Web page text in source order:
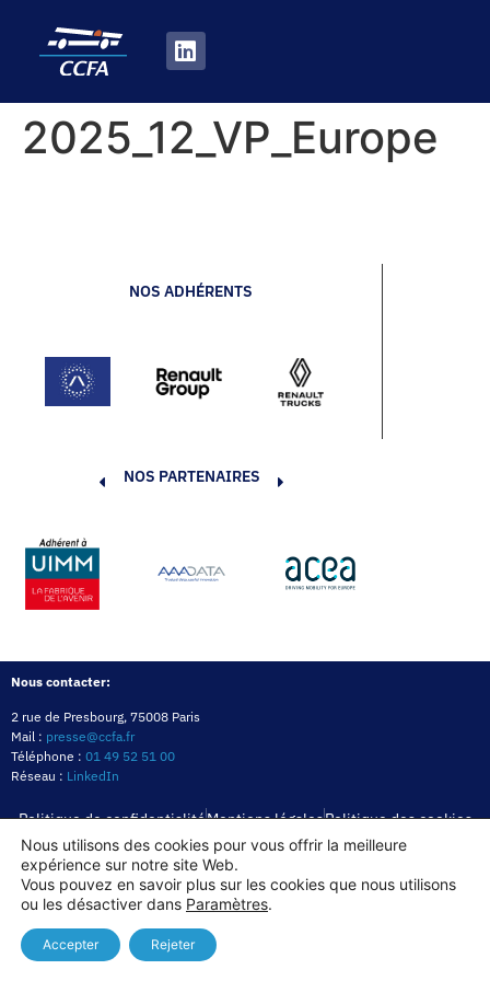
2025_12_VP_Europe
NOS ADHÉRENTS
NOS PARTENAIRES
Nous contacter:
2 rue de Presbourg, 75008 Paris
Mail : presse@ccfa.fr
Téléphone : 01 49 52 51 00
Réseau : LinkedIn
Politique de confidentialitéMentions légalesPolitique des cookies
Copyright© 2026
Nous utilisons des cookies pour vous offrir la meilleure
expérience sur notre site Web.
Vous pouvez en savoir plus sur les cookies que nous utilisons
ou les désactiver dans Paramètres.
Accepter Rejeter